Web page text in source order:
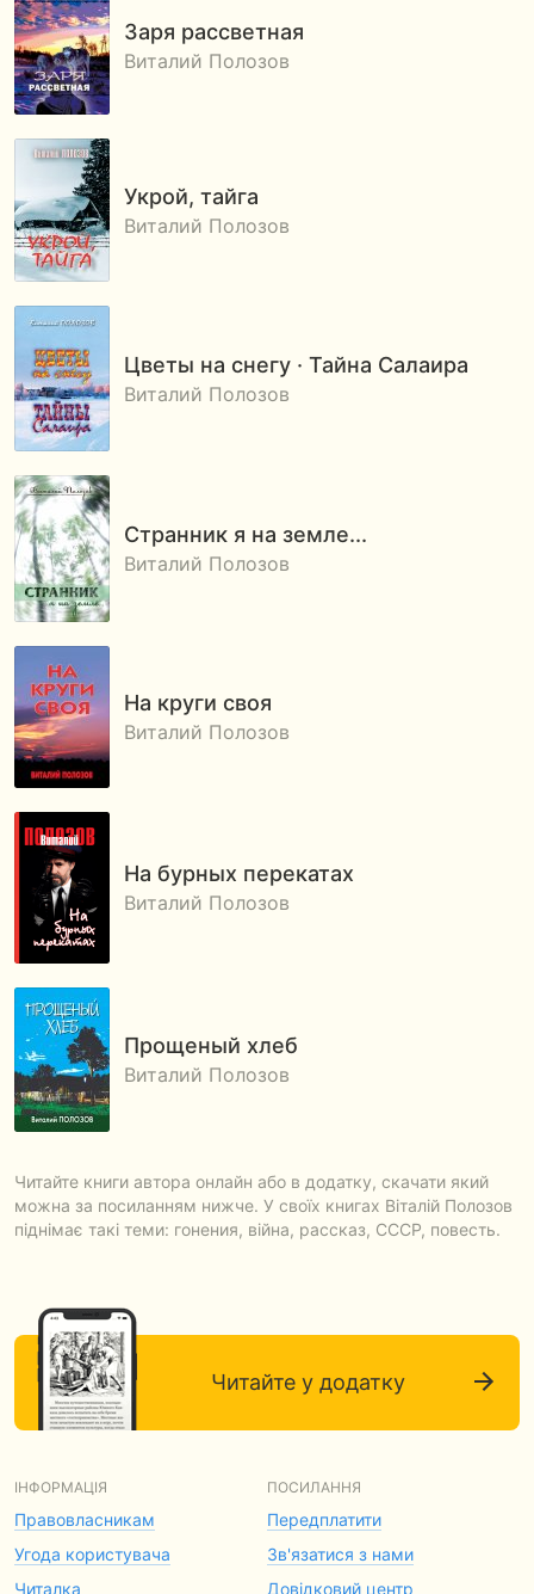
Заря рассветная
Виталий Полозов
Укрой, тайга
Виталий Полозов
Цветы на снегу · Тайна Салаира
Виталий Полозов
Странник я на земле...
Виталий Полозов
На круги своя
Виталий Полозов
На бурных перекатах
Виталий Полозов
Прощеный хлеб
Виталий Полозов
Читайте книги автора онлайн або в додатку, скачати який
можна за посиланням нижче. У своїх книгах Віталій Полозов
піднімає такі теми: гонения, війна, рассказ, СССР, повесть.
Читайте у додатку
ІНФОРМАЦІЯ
Правовласникам
Угода користувача
Читалка
ПОСИЛАННЯ
Передплатити
Зв'язатися з нами
Довідковий центр